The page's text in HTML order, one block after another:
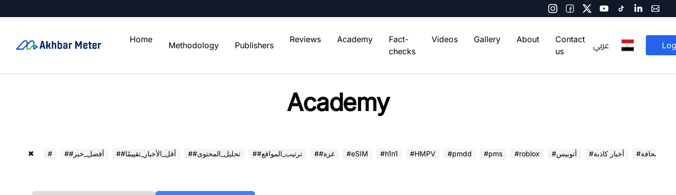
Home
Methodology Publishers
Reviews Academy
Fact-
checks
Videos Gallery About
Contact
us
عربي
Academy
# ##أفضل_خبر ##أقل_الأخبار_تقييمًا ##تحليل_المحتوى ##ترتيب_المواقع ##غزة #eSIM #h1n1 #HMPV #pmdd #pms #roblox #أتوبيس #أخبار كاذبة في الصحافة